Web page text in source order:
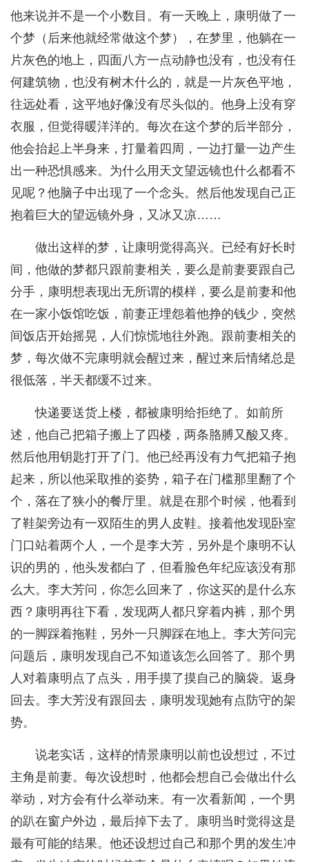
他来说并不是一个小数目。有一天晚上，康明做了一
个梦（后来他就经常做这个梦），在梦里，他躺在一
片灰色的地上，四面八方一点动静也没有，也没有任
何建筑物，也没有树木什么的，就是一片灰色平地，
往远处看，这平地好像没有尽头似的。他身上没有穿
衣服，但觉得暖洋洋的。每次在这个梦的后半部分，
他会抬起上半身来，打量着四周，一边打量一边产生
出一种恐惧感来。为什么用天文望远镜也什么都看不
见呢？他脑子中出现了一个念头。然后他发现自己正
抱着巨大的望远镜外身，又冰又凉……
做出这样的梦，让康明觉得高兴。已经有好长时
间，他做的梦都只跟前妻相关，要么是前妻要跟自己
分手，康明想表现出无所谓的模样，要么是前妻和他
在一家小饭馆吃饭，前妻正埋怨着他挣的钱少，突然
间饭店开始摇晃，人们惊慌地往外跑。跟前妻相关的
梦，每次做不完康明就会醒过来，醒过来后情绪总是
很低落，半天都缓不过来。
快递要送货上楼，都被康明给拒绝了。如前所
述，他自己把箱子搬上了四楼，两条胳膊又酸又疼。
然后他用钥匙打开了门。他已经再没有力气把箱子抱
起来，所以他采取推的姿势，箱子在门槛那里翻了个
个，落在了狭小的餐厅里。就是在那个时候，他看到
了鞋架旁边有一双陌生的男人皮鞋。接着他发现卧室
门口站着两个人，一个是李大芳，另外是个康明不认
识的男的，他头发都白了，但看脸色年纪应该没有那
么大。李大芳问，你怎么回来了，你这买的是什么东
西？康明再往下看，发现两人都只穿着内裤，那个男
的一脚踩着拖鞋，另外一只脚踩在地上。李大芳问完
问题后，康明发现自己不知道该怎么回答了。那个男
人对着康明点了点头，用手摸了摸自己的脑袋。返身
回去。李大芳没有跟回去，康明发现她有点防守的架
势。
说老实话，这样的情景康明以前也设想过，不过
主角是前妻。每次设想时，他都会想自己会做出什么
举动，对方会有什么举动来。有一次看新闻，一个男
的趴在窗户外边，最后掉下去了。康明当时觉得这是
最有可能的结果。他还设想过自己和那个男的发生冲